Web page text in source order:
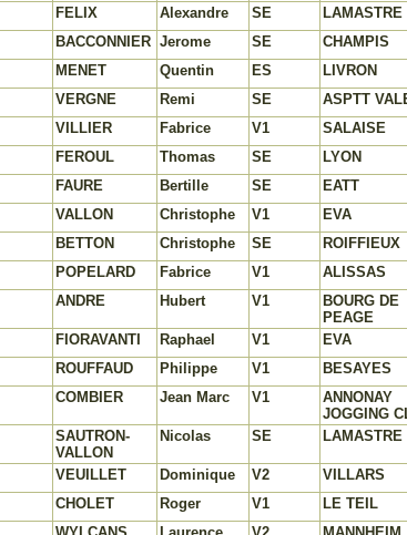
FELIX Alexandre SE LAMASTRE
BACCONNIER Jerome SE CHAMPIS
MENET Quentin ES LIVRON
VERGNE Remi SE ASPTT
VILLIER Fabrice V1 SALAISE
FEROUL Thomas SE LYON
FAURE Bertille SE EATT
VALLON Christophe V1 EVA
BETTON Christophe SE ROIFFIEUX
POPELARD Fabrice V1 ALISSAS
ANDRE Hubert V1
BOURG DE
PEAGE
FIORAVANTI Raphael V1 EVA
ROUFFAUD Philippe V1 BESAYES
COMBIER Jean Marc V1
ANNONAY
JOGGING
SAUTRON-
VALLON
Nicolas SE LAMASTRE
VEUILLET Dominique V2 VILLARS
CHOLET Roger V1 LE TEIL